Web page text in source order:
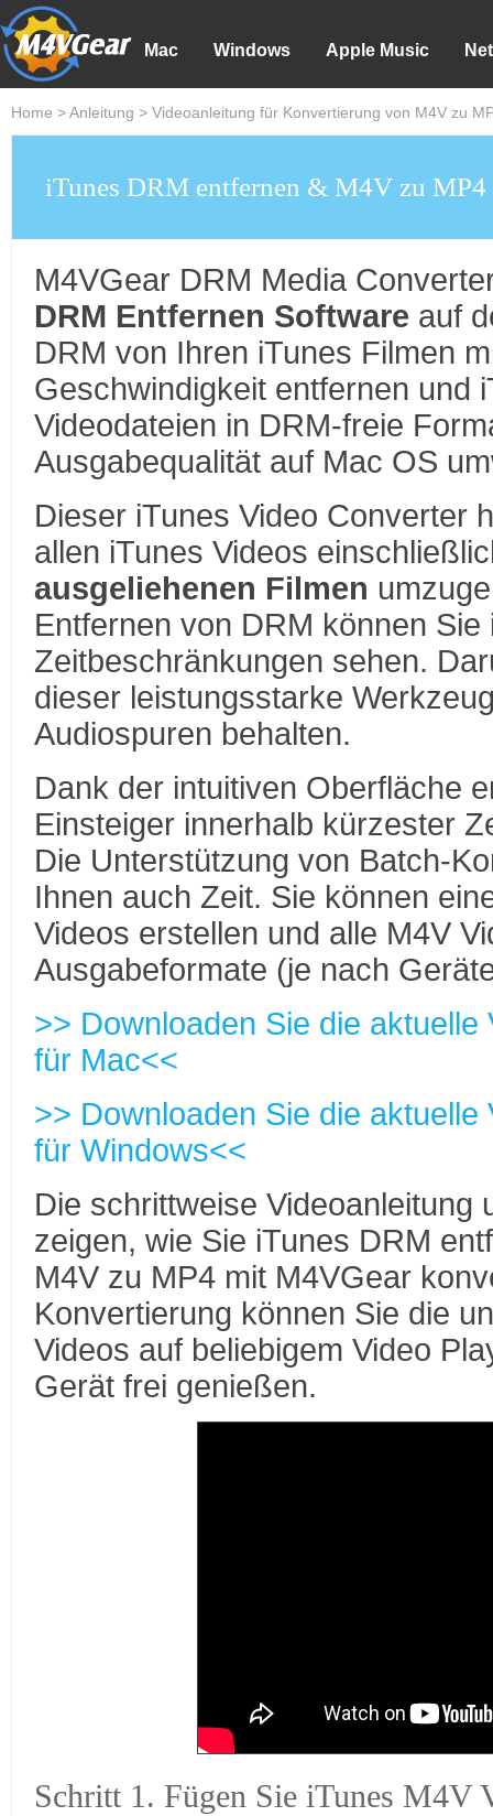
Mac Windows Apple Music
Home >Anleitung > Videoanleitung für Konvertierung von M4V zu
iTunes DRM entfernen & M4V zu
M4VGear DRM Media
DRM Entfernen Software auf
DRM von Ihren iTunes Filmen
Geschwindigkeit entfernen und
Videodateien in DRM-freie
Ausgabequalität auf Mac OS
Dieser iTunes Video Converter
allen iTunes Videos
ausgeliehenen Filmen
Entfernen von DRM können
Zeitbeschränkungen sehen.
dieser leistungsstarke
Audiospuren behalten.
Dank der intuitiven Oberfläche
Einsteiger innerhalb kürzester
Die Unterstützung von Batch-
Ihnen auch Zeit. Sie können
Videos erstellen und alle M4V
Ausgabeformate (je nach
>> Downloaden Sie die
für Mac<<
>> Downloaden Sie die
für Windows<<
Die schrittweise Videoanleitung
zeigen, wie Sie iTunes DRM
M4V zu MP4 mit M4VGear
Konvertierung können Sie die
Videos auf beliebigem Video
Gerät frei genießen.
Schritt 1. Fügen Sie iTunes M4V